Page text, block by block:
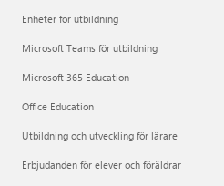
Enheter för utbildning
Microsoft Teams för utbildning
Microsoft 365 Education
Office Education
Utbildning och utveckling för lärare
Erbjudanden för elever och föräldrar